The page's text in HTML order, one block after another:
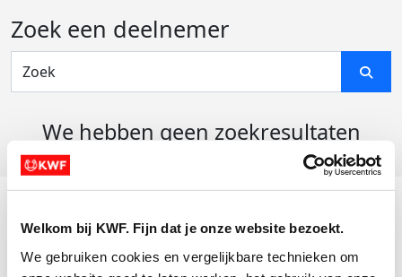
Welkom bij KWF. Fijn dat je onze website bezoekt.
We gebruiken cookies en vergelijkbare technieken om
Zoek een deelnemer
We hebben geen zoekresultaten
Actiematerialen
Evenementen